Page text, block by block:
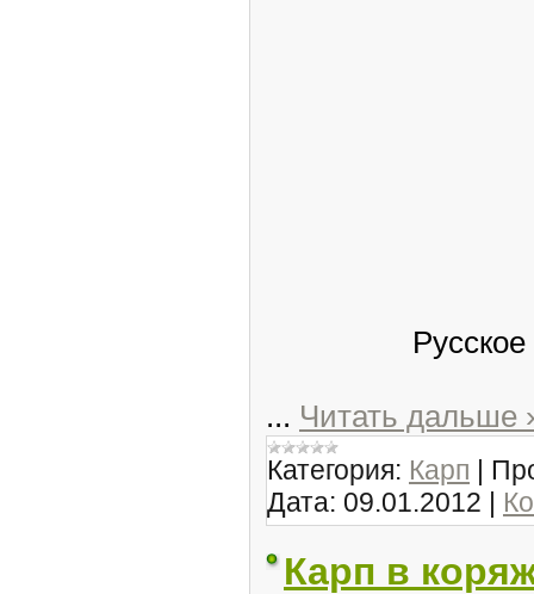
... Читать дальше
Категория: Карп |
Дата: 09.01.2012 |
Карп в